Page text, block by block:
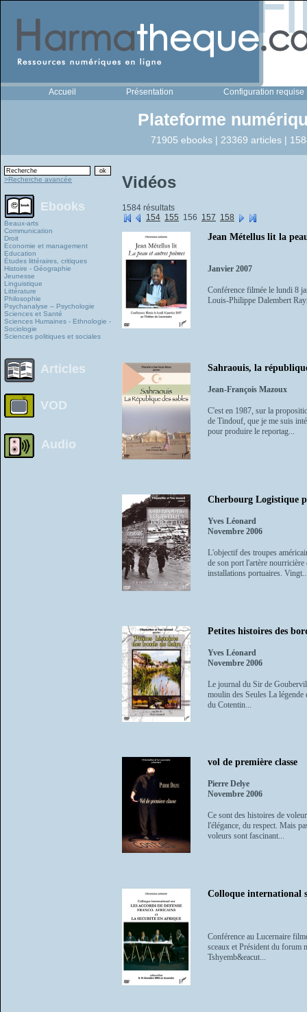
Accueil Présentation Configuration requise
Plateforme
71905 ebooks | 23369 articles |
>Recherche avancée
Ebooks
Beaux-arts
Communication
Droit
Economie et management
Education
Études littéraires, critiques
Histoire - Géographie
Jeunesse
Linguistique
Littérature
Philosophie
Psychanalyse – Psychologie
Sciences et Santé
Sciences Humaines - Ethnologie -
Sociologie
Sciences politiques et sociales
Articles
VOD
Audio
Vidéos
1584 résultats
154 155 156 157 158
Jean Métellus lit la
Janvier 2007
Conférence filmée le lundi 8
Louis-Philippe Dalembert
Sahraouis, la
Jean-François Mazoux
C'est en 1987, sur la
de Tindouf, que je me suis
pour produire le reportag...
Cherbourg Logistique
Yves Léonard
Novembre 2006
L'objectif des troupes
de son port l'artère
installations portuaires.
Petites histoires des
Yves Léonard
Novembre 2006
Le journal du Sir de
moulin des Seules La
du Cotentin...
vol de première classe
Pierre Delye
Novembre 2006
Ce sont des histoires de
l'élégance, du respect. Mais
voleurs sont fascinant...
Colloque international
Conférence au Lucernaire
sceaux et Président du forum
Tshyemb&eacut...